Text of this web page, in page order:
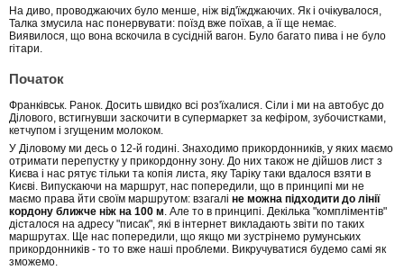
На диво, проводжаючих було менше, ніж від'їжджаючих. Як і очікувалося,
Талка змусила нас понервувати: поїзд вже поїхав, а її ще немає.
Виявилося, що вона вскочила в сусідній вагон. Було багато пива і не було
гітари.
Початок
Франківськ. Ранок. Досить швидко всі роз'їхалися. Сіли і ми на автобус до
Ділового, встигнувши заскочити в супермаркет за кефіром, зубочистками,
кетчупом і згущеним молоком.
У Діловому ми десь о 12-й годині. Знаходимо прикордонників, у яких маємо
отримати перепустку у прикордонну зону. До них також не дійшов лист з
Києва і нас рятує тільки та копія листа, яку Таріку таки вдалося взяти в
Києві. Випускаючи на маршрут, нас попередили, що в принципі ми не
маємо права йти своїм маршрутом: взагалі не можна підходити до лінії
кордону ближче ніж на 100 м. Але то в принципі. Декілька "компліментів"
дісталося на адресу "писак", які в інтернет викладають звіти по таких
маршрутах. Ще нас попередили, що якщо ми зустрінемо румунських
прикордонників - то то вже наші проблеми. Викручуватися будемо самі як
зможемо.